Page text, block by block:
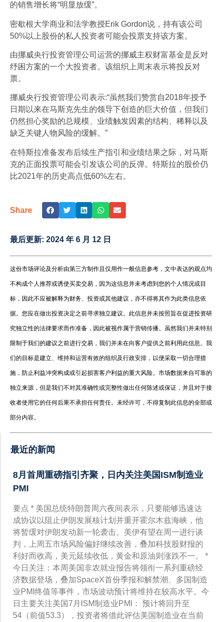
的销售增长将“明显放缓”。
密歇根大学商业和法学教授Erik Gordon说，持有该公司
50%以上股份的私人投资者可能会投票支持该方案。
由挪威央行投资管理公司运营的挪威主权财富基金是反对
纾困方案的一个大投资者。该组织上周末表示将投反对
票。
挪威央行投资管理公司表示:“虽然我们赞赏自2018年授予
日期以来在马斯克先生的领导下创造的巨大价值，但我们
仍然担心奖励的总规模、业绩触发因素的结构、稀释以及
缺乏关键人物风险的缓解。”
在特斯拉准备发布后续生产指引和业绩结果之际，对马斯
克的正面投票可能会引发该公司的反弹。特斯拉的股价仍
比2021年的历史高点低60%左右。
Share
最后更新: 2024 年 6 月 12 日
这份市场评论及分析由第三方制作且仅用作一般信息参考，文中表达的观点均
不构成个人推荐或诱使买卖交易，因为这信息并未考虑到您的个人情况或目
标，因此不应被解释为财务、投资或其他建议，亦不得将其作为此类信息依
据。您应在做出投资决定之前寻求独立建议。此信息并未按照旨在促进投资研
究独立性的法律要求而作准备，因此被视作属于营销传播。虽然我们并未特别
限制于我们的建议之前进行交易，我们并未在向客户提供之前利用此信息。我
们的目标是建立、维持和运营有效的组织及行政安排，以便采取一切合理措
施，防止利益冲突构成或引起损害客户利益的重大风险。市场数据来自可靠的
独立来源，但是我们不对其准确性或完整性做出任何陈述或保证，并且对于接
收者使用它的任何后果不承担任何责任。未经许可，不得复制此信息的全部或
部分内容。
最近的新闻
8月首周重磅指引齐聚，日内关注美国ISM制造业
PMI
要点 * 美国总统特朗普周六夜间表示，只要能够迅速达
成协议以阻止伊朗发展核计划并重开霍尔木兹海峡，他
将暂缓对伊朗发动新一轮袭击。美伊有望在周一进行谈
判，上周五市场风险偏好继续改善，叠加科技股财报的
利好而收高，美元延续收低，黄金和原油则涨跌不一。 *
今日关注：本周美国非农就业报告将领衔一系列重磅经
济数据登场，叠加SpaceX首份季报和解禁潮、多国制造
业PMI终值等事件，市场波动预计将维持在较高水平。今
日主要关注美国7月ISM制造业PMI： 预计将回升至
54（前值53.3），投资者将借此评估美国制造业在当前